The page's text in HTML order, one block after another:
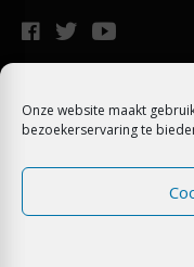
Onze website maakt
bezoekerservaring te
Algemene
Copyright 2021